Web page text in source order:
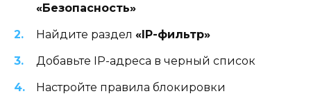
«Безопасность»
Найдите раздел «IP-фильтр»
Добавьте IP-адреса в черный список
Настройте правила блокировки